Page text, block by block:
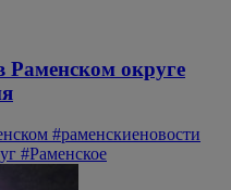
Раменском округе
#раменскиеновости
#Раменское